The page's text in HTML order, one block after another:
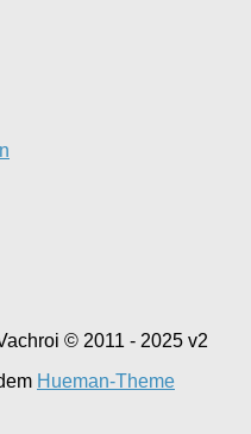
© 2011 - 2025 v2
Hueman-Theme